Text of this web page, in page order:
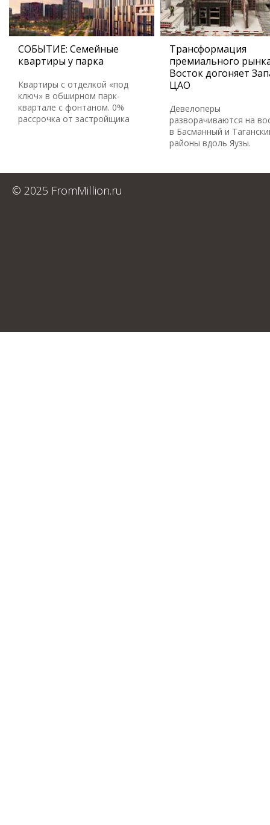
СОБЫТИЕ: Семейные
квартиры у парка
Квартиры с отделкой «под
ключ» в обширном парк-
квартале с фонтаном. 0%
рассрочка от застройщика
Трансформация
премиального
Восток догоняет
ЦАО
Девелоперы
разворачиваются на
в Басманный и
районы вдоль Яузы.
© 2025 FromMillion.ru